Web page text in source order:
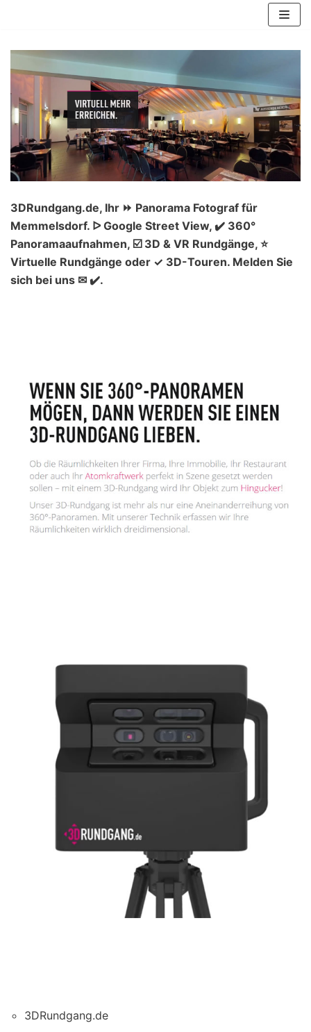
Inhalt
springen
3DRundgang.de, Ihr ⏩ Panorama Fotograf für
Memmelsdorf. ᐅ Google Street View, ✔️ 360°
Panoramaaufnahmen, ☑️ 3D & VR Rundgänge, ⭐
Virtuelle Rundgänge oder ✓ 3D-Touren. Melden Sie
sich bei uns ✉ ✔️.
3DRundgang.de